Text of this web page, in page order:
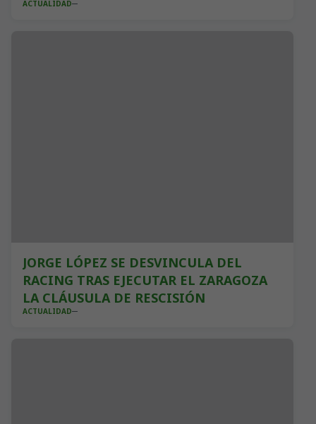
ACTUALIDAD
JORGE LÓPEZ SE DESVINCULA DEL
RACING TRAS EJECUTAR EL ZARAGOZA
LA CLÁUSULA DE RESCISIÓN
ACTUALIDAD